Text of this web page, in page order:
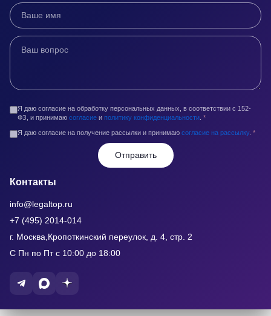
Я даю согласие на обработку персональных данных, в соответствии с 152-
ФЗ, и принимаю согласие и политику конфиденциальности *
Я даю согласие на получение рассылки и принимаю согласие на рассылку. *
Отправить
Контакты
info@legaltop.ru
+7 (495) 2014-014
г. Москва,Кропоткинский переулок, д. 4, стр. 2
С Пн по Пт с 10:00 до 18:00